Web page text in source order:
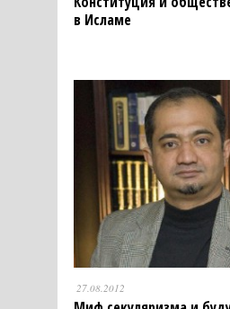
в Исламе
27.08.2012